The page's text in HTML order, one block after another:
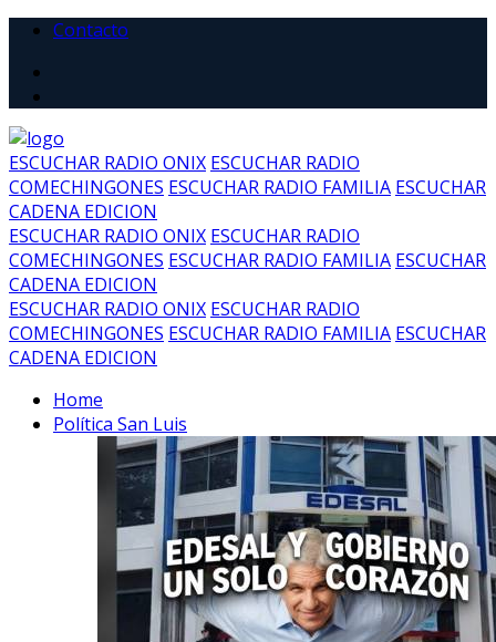
Contacto
ESCUCHAR RADIO ONIX ESCUCHAR RADIO
COMECHINGONES ESCUCHAR RADIO FAMILIA ESCUCHAR
CADENA EDICION
ESCUCHAR RADIO ONIX ESCUCHAR RADIO
COMECHINGONES ESCUCHAR RADIO FAMILIA ESCUCHAR
CADENA EDICION
ESCUCHAR RADIO ONIX ESCUCHAR RADIO
COMECHINGONES ESCUCHAR RADIO FAMILIA ESCUCHAR
CADENA EDICION
Home
Política San Luis